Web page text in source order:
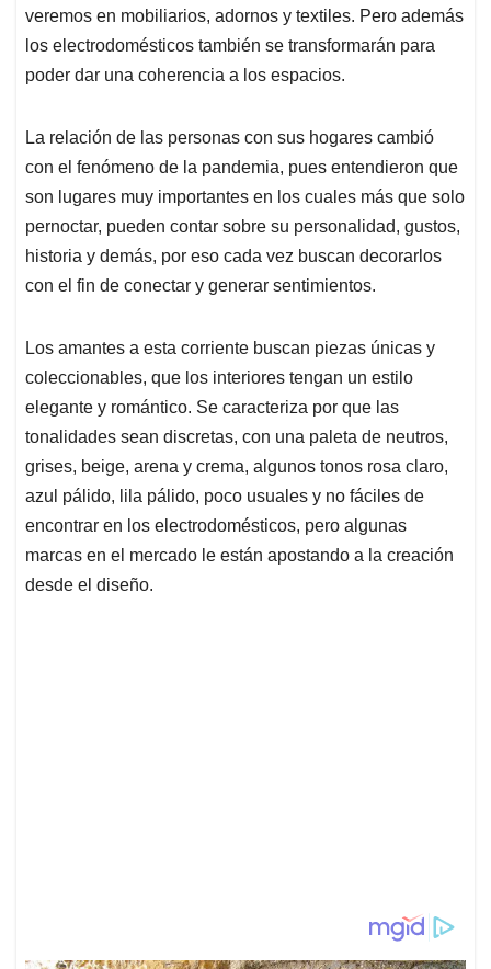
p
p
o
k
I
n
s
veremos en mobiliarios, adornos y textiles. Pero además
los electrodomésticos también se transformarán para
poder dar una coherencia a los espacios.
La relación de las personas con sus hogares cambió
con el fenómeno de la pandemia, pues entendieron que
son lugares muy importantes en los cuales más que solo
pernoctar, pueden contar sobre su personalidad, gustos,
historia y demás, por eso cada vez buscan decorarlos
con el fin de conectar y generar sentimientos.
Los amantes a esta corriente buscan piezas únicas y
coleccionables, que los interiores tengan un estilo
elegante y romántico. Se caracteriza por que las
tonalidades sean discretas, con una paleta de neutros,
grises, beige, arena y crema, algunos tonos rosa claro,
azul pálido, lila pálido, poco usuales y no fáciles de
encontrar en los electrodomésticos, pero algunas
marcas en el mercado le están apostando a la creación
desde el diseño.